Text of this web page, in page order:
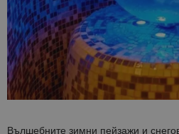
Вълшебните зимни пейзажи и